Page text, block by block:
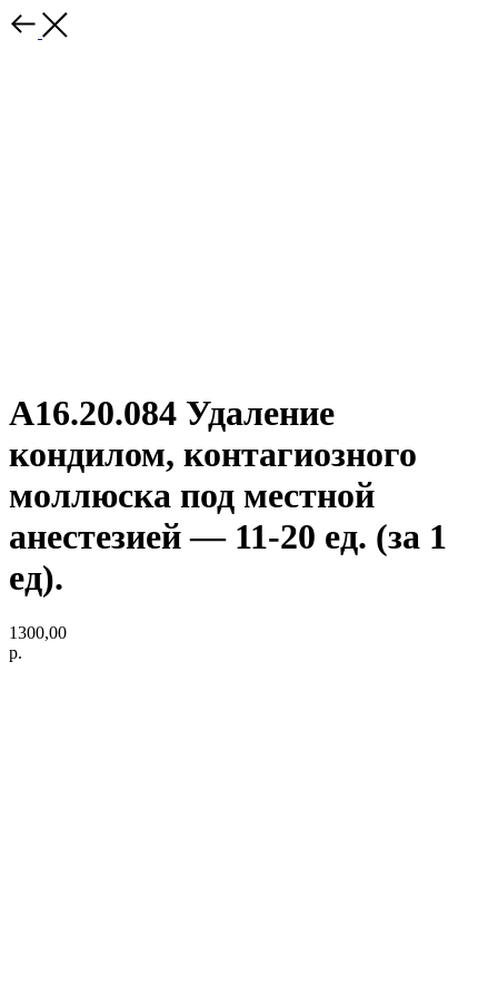
А16.20.084 Удаление
кондилом, контагиозного
моллюска под местной
анестезией — 11-20 ед. (за 1
ед).
1300,00
р.